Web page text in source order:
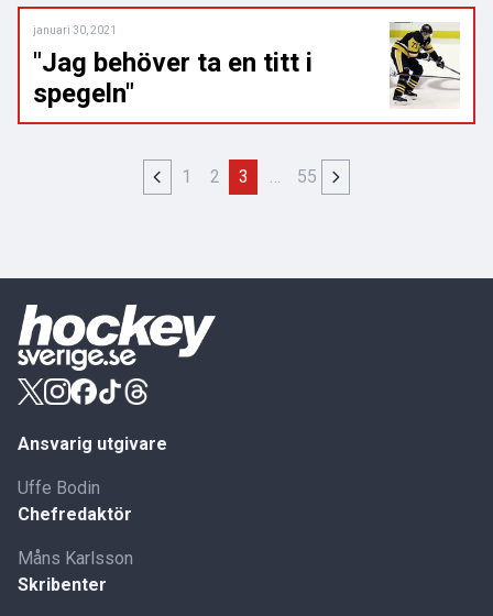
januari 30, 2021
"Jag behöver ta en titt i
spegeln"
1 2 3 … 55
Ansvarig utgivare
Uffe Bodin
Chefredaktör
Måns Karlsson
Skribenter